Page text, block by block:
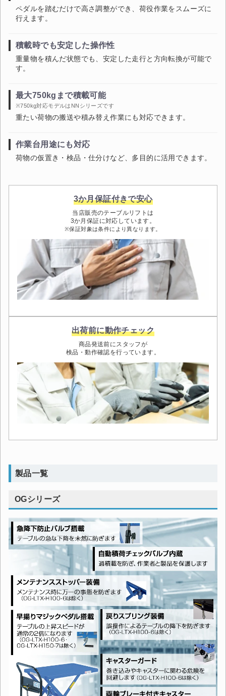
ペダルを踏むだけで高さ調整ができ、荷役作業をスムーズに
行えます。
積載時でも安定した操作性
重量物を積んだ状態でも、安定した走行と方向転換が可能で
す。
最大750kgまで積載可能
※750kg対応モデルはNNシリーズです
重たい荷物の搬送や積み替え作業にも対応できます。
作業台用途にも対応
荷物の仮置き・検品・仕分けなど、多目的に活用できます。
3か月保証付きで安心
当店販売のテーブルリフトは
3か月保証に対応しています。
※保証対象は条件により異なります。
出荷前に動作チェック
商品発送前にスタッフが
検品・動作確認を行っています。
製品一覧
OGシリーズ